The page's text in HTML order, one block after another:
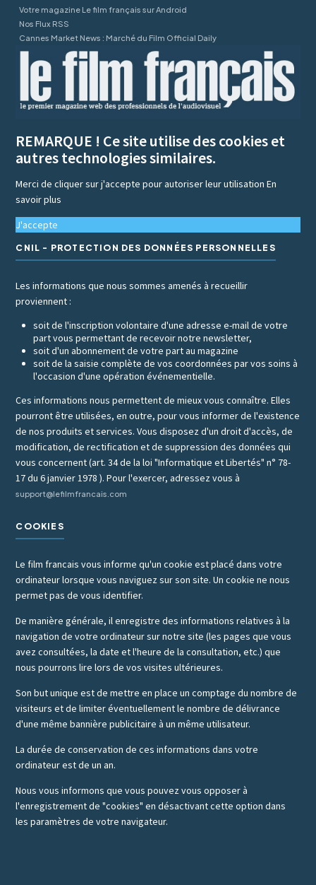
Votre magazine Le film français sur Android
Nos Flux RSS
Cannes Market News : Marché du Film Official Daily
REMARQUE ! Ce site utilise des cookies et
autres technologies similaires.
Merci de cliquer sur j'accepte pour autoriser leur utilisationEn
savoir plus
J'accepte
CNIL - PROTECTION DES DONNÉES PERSONNELLES
Les informations que nous sommes amenés à recueillir
proviennent :
soit de l'inscription volontaire d'une adresse e-mail de votre
part vous permettant de recevoir notre newsletter,
soit d'un abonnement de votre part au magazine
soit de la saisie complète de vos coordonnées par vos soins à
l'occasion d'une opération événementielle.
Ces informations nous permettent de mieux vous connaître. Elles
pourront être utilisées, en outre, pour vous informer de l'existence
de nos produits et services. Vous disposez d'un droit d'accès, de
modification, de rectification et de suppression des données qui
vous concernent (art. 34 de la loi "Informatique et Libertés" n° 78-
17 du 6 janvier 1978 ). Pour l'exercer, adressez vous à
support@lefilmfrancais.com
COOKIES
Le film francais vous informe qu'un cookie est placé dans votre
ordinateur lorsque vous naviguez sur son site. Un cookie ne nous
permet pas de vous identifier.
De manière générale, il enregistre des informations relatives à la
navigation de votre ordinateur sur notre site (les pages que vous
avez consultées, la date et l'heure de la consultation, etc.) que
nous pourrons lire lors de vos visites ultérieures.
Son but unique est de mettre en place un comptage du nombre de
visiteurs et de limiter éventuellement le nombre de délivrance
d'une même bannière publicitaire à un même utilisateur.
La durée de conservation de ces informations dans votre
ordinateur est de un an.
Nous vous informons que vous pouvez vous opposer à
l'enregistrement de "cookies" en désactivant cette option dans
les paramètres de votre navigateur.